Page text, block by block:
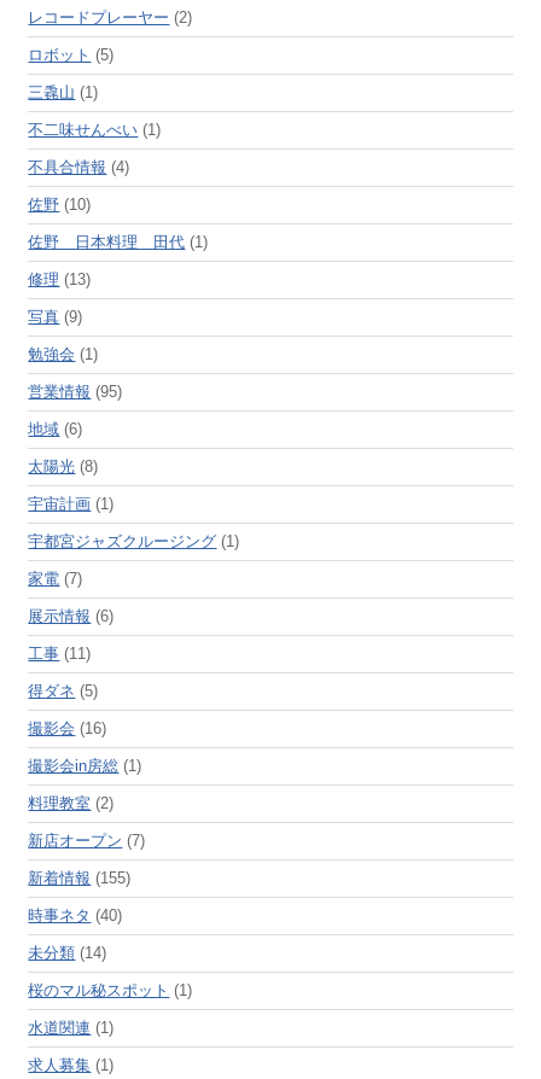
レコードプレーヤー (2)
ロボット (5)
三毳山 (1)
不二味せんべい (1)
不具合情報 (4)
佐野 (10)
佐野 日本料理 田代 (1)
修理 (13)
写真 (9)
勉強会 (1)
営業情報 (95)
地域 (6)
太陽光 (8)
宇宙計画 (1)
宇都宮ジャズクルージング (1)
家電 (7)
展示情報 (6)
工事 (11)
得ダネ (5)
撮影会 (16)
撮影会in房総 (1)
料理教室 (2)
新店オープン (7)
新着情報 (155)
時事ネタ (40)
未分類 (14)
桜のマル秘スポット (1)
水道関連 (1)
求人募集 (1)